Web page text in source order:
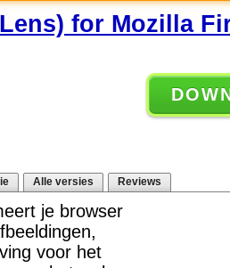
for Mozilla
Alle versies Reviews
je browser
voor het